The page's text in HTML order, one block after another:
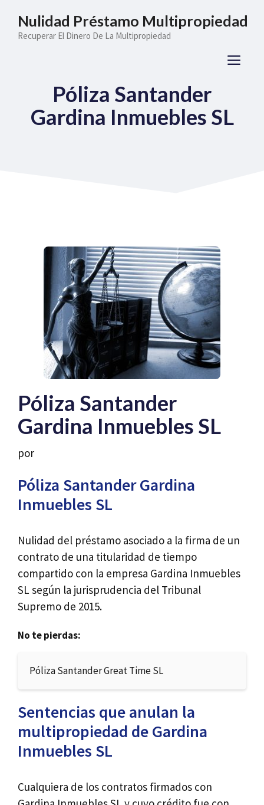
contenido
Nulidad Préstamo Multipropiedad
Recuperar El Dinero De La Multipropiedad
Póliza Santander
Gardina Inmuebles SL
Póliza Santander
Gardina Inmuebles SL
por
Póliza Santander Gardina
Inmuebles SL
Nulidad del préstamo asociado a la firma de un
contrato de una titularidad de tiempo
compartido con la empresa Gardina Inmuebles
SL según la jurisprudencia del Tribunal
Supremo de 2015.
No te pierdas:
Póliza Santander Great Time SL
Sentencias que anulan la
multipropiedad de Gardina
Inmuebles SL
Cualquiera de los contratos firmados con